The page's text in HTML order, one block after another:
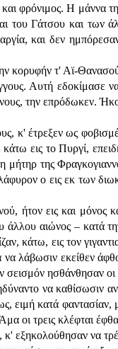
φρόνιμος. Η μάννα
του Γάτσου και των
και δεν
κορυφήν τ' Αϊ-
Αυτή εδοκίμασε
την επρόδωκεν.
κ' έτρεξεν ως
εις το Πυργί,
της
ο εις εκ των
ήτον εις και
άλλου αιώνος – κατά
κάτω, εις τον
να λάβωσιν εκείθεν
σεισμόν ησθάνθησαν
να
ειμή κατά
οι τρεις κλέφται
κ' εξηκολούθησαν να